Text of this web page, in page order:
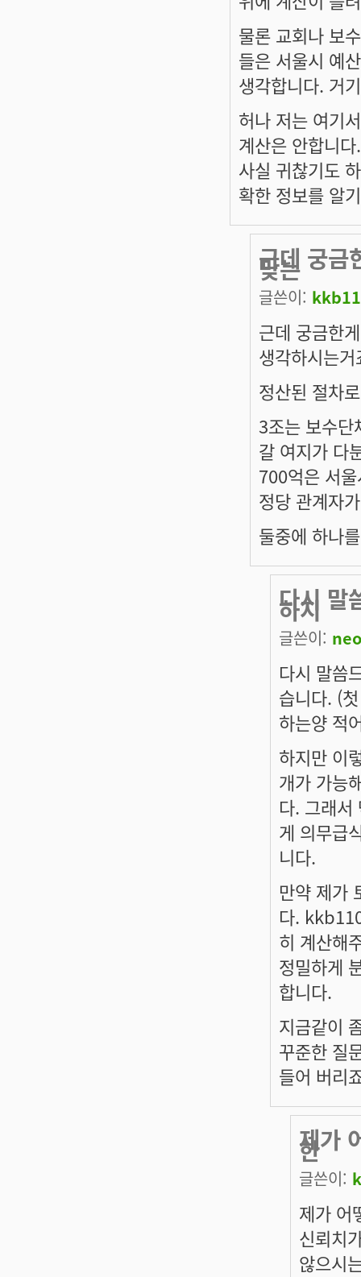
물론 교회나 보
들은 서울시 예
생각합니다. 거
허나 저는 여기
계산은 안합니다.
사실 귀찮기도
확한 정보를 알
근데 궁금
맞는
글쓴이:
근데 궁금한
생각하시는
정산된 절차
3조는 보수단
갈 여지가 다
700억은 서
정당 관계자
둘중에 하나
다시 말
하지
글쓴이:
다시 말씀
습니다. (
하는양 적
하지만 이
개가 가능
다. 그래서
게 의무급
니다.
만약 제가
다.
히 계산해
정밀하게
합니다.
지금같이
꾸준한 질
들어 버리
제가
한
글쓴이:
제가 어
신뢰치
않으시